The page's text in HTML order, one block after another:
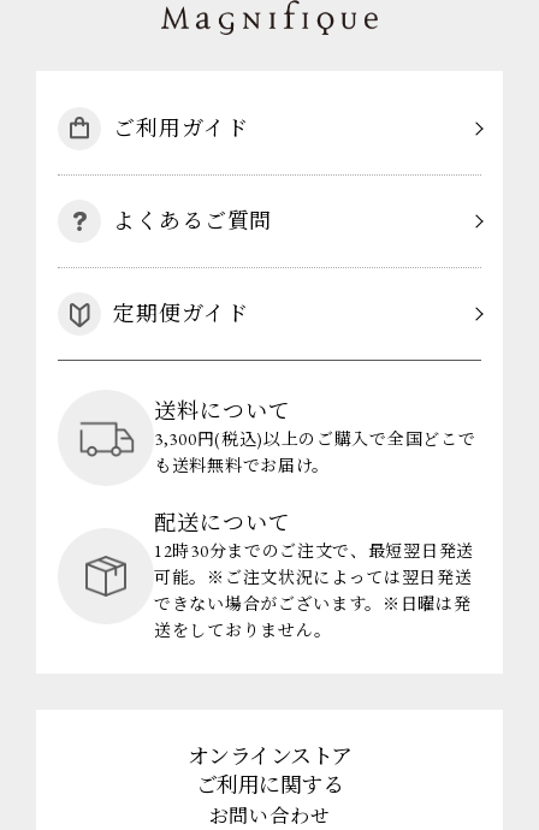
ご利用ガイド
よくあるご質問
定期便ガイド
送料について
3,300円(税込)以上のご購入で全国どこで
も送料無料でお届け。
配送について
12時30分までのご注文で、最短翌日発送
可能。※ご注文状況によっては翌日発送
できない場合がございます。※日曜は発
送をしておりません。
オンラインストア
ご利用に関する
お問い合わせ